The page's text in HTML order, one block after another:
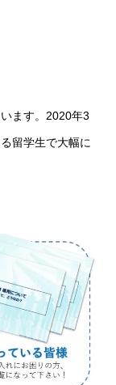
ます。2020年3
留学生で大幅に